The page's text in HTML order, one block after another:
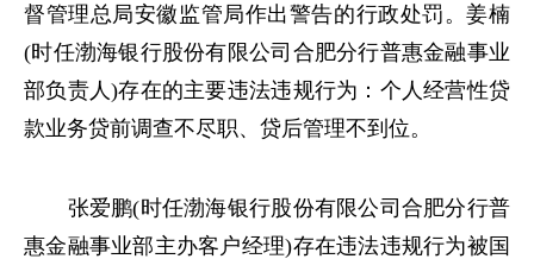
督管理总局安徽监管局作出警告的行政处罚。姜楠
(时任渤海银行股份有限公司合肥分行普惠金融事业
部负责人)存在的主要违法违规行为：个人经营性贷
款业务贷前调查不尽职、贷后管理不到位。
张爱鹏(时任渤海银行股份有限公司合肥分行普
惠金融事业部主办客户经理)存在违法违规行为被国